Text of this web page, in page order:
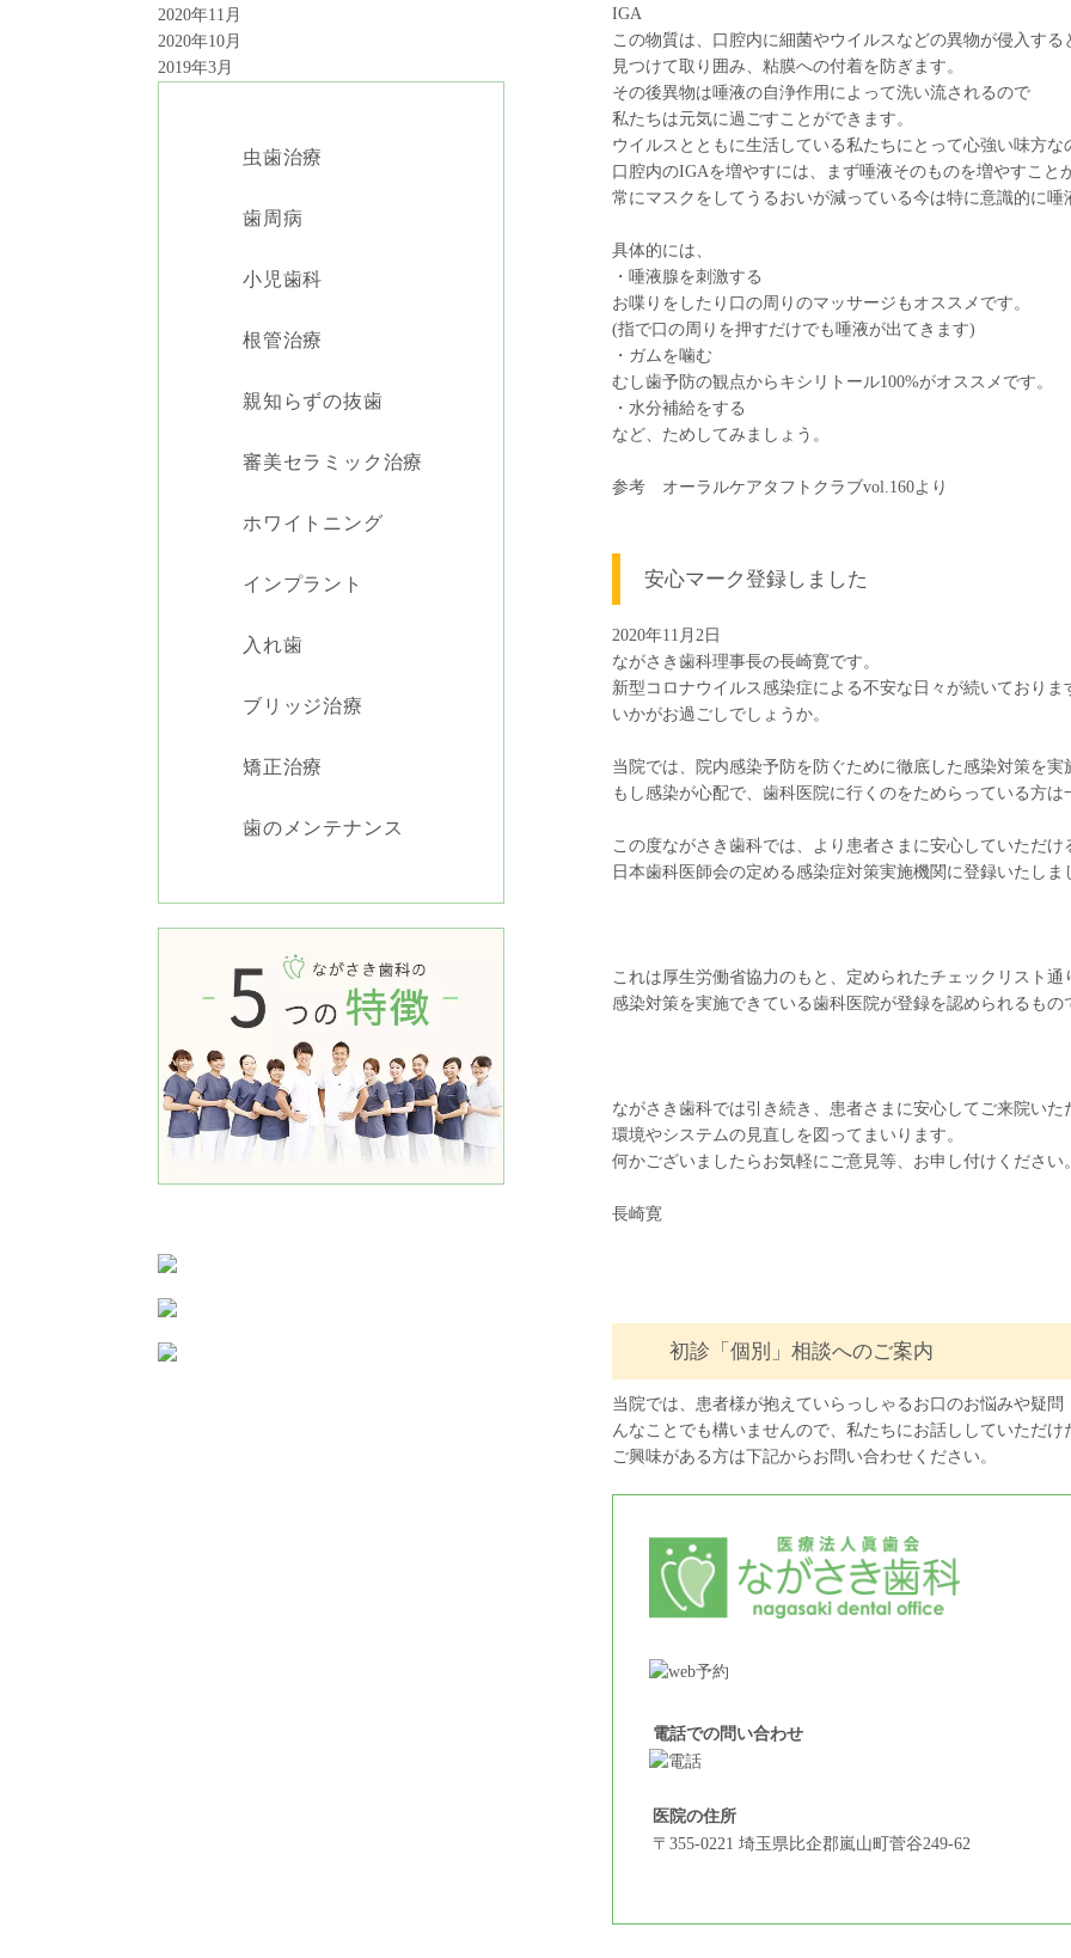
2020年11月
2020年10月
2019年3月
虫歯治療
歯周病
小児歯科
根管治療
親知らずの抜歯
審美セラミック治療
ホワイトニング
インプラント
入れ歯
ブリッジ治療
矯正治療
歯のメンテナンス
IGA
この物質は、口腔内に細菌やウイルスなどの異物が侵入する
見つけて取り囲み、粘膜への付着を防ぎます。
その後異物は唾液の自浄作用によって洗い流されるので
私たちは元気に過ごすことができます。
ウイルスとともに生活している私たちにとって心強い味方な
口腔内のIGAを増やすには、まず唾液そのものを増やすこと
常にマスクをしてうるおいが減っている今は特に意識的に唾
具体的には、
・唾液腺を刺激する
お喋りをしたり口の周りのマッサージもオススメです。
(指で口の周りを押すだけでも唾液が出てきます)
・ガムを噛む
むし歯予防の観点からキシリトール100%がオススメです。
・水分補給をする
など、ためしてみましょう。
参考 オーラルケアタフトクラブvol.160より
安心マーク登録しました
2020年11月2日
ながさき歯科理事長の長崎寛です。
新型コロナウイルス感染症による不安な日々が続いておりま
いかがお過ごしでしょうか。
当院では、院内感染予防を防ぐために徹底した感染対策を実
もし感染が心配で、歯科医院に行くのをためらっている方は
この度ながさき歯科では、より患者さまに安心していただけ
日本歯科医師会の定める感染症対策実施機関に登録いたしま
これは厚生労働省協力のもと、定められたチェックリスト通
感染対策を実施できている歯科医院が登録を認められるもの
ながさき歯科では引き続き、患者さまに安心してご来院いた
環境やシステムの見直しを図ってまいります。
何かございましたらお気軽にご意見等、お申し付けください。
長崎寛
初診「個別」相談へのご案内
当院では、患者様が抱えていらっしゃるお口のお悩みや疑
んなことでも構いませんので、私たちにお話ししていただけ
ご興味がある方は下記からお問い合わせください。
電話での問い合わせ
医院の住所
〒355-0221 埼玉県比企郡嵐山町菅谷249-62